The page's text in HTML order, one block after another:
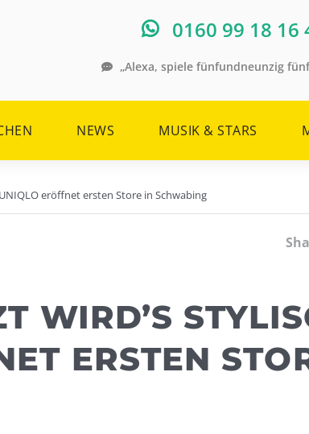
0160 99 18 16
„Alexa, spiele fünfundneunzig
NEWS MUSIK & STARS
eröffnet ersten Store in Schwabing
WIRD’S
ERSTEN